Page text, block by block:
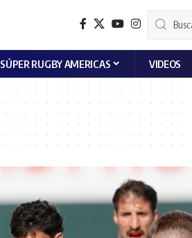
SÚPER RUGBY AMERICAS VIDEOS